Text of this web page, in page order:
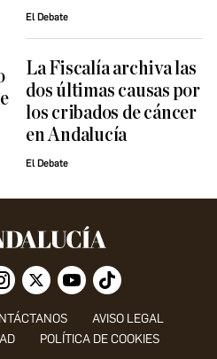
El Debate
La Fiscalía archiva las
dos últimas causas por
los cribados de cáncer
en Andalucía
El Debate
AVISO LEGAL
POLÍTICA DE COOKIES